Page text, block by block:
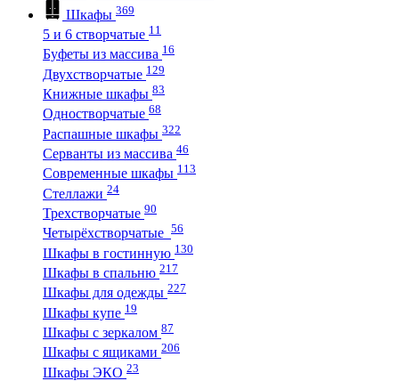
Шкафы 369
5 и 6 створчатые 11
Буфеты из массива 16
Двухстворчатые 129
Книжные шкафы 83
Одностворчатые 68
Распашные шкафы 322
Серванты из массива 46
Современные шкафы 113
Стеллажи 24
Трехстворчатые 90
Четырёхстворчатые 56
Шкафы в гостинную 130
Шкафы в спальню 217
Шкафы для одежды 227
Шкафы купе 19
Шкафы с зеркалом 87
Шкафы с ящиками 206
Шкафы ЭКО 23